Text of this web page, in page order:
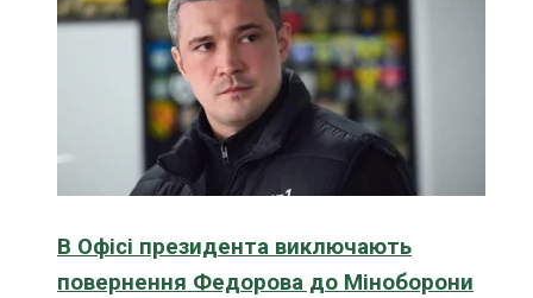
В Офісі президента виключають
повернення Федорова до Міноборони